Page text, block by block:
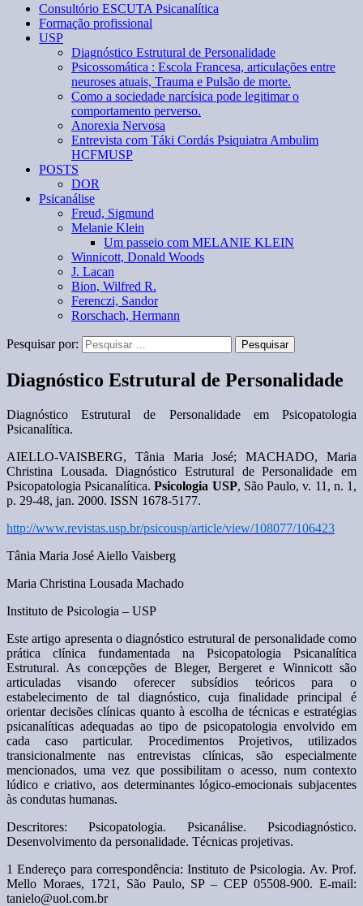
Consultório ESCUTA Psicanalítica
Formação profissional
USP
Diagnóstico Estrutural de Personalidade
Psicossomática : Escola Francesa, articulações entre
neuroses atuais, Trauma e Pulsão de morte.
Como a sociedade narcísica pode legitimar o
comportamento perverso.
Anorexia Nervosa
Entrevista com Táki Cordás Psiquiatra Ambulim
HCFMUSP
POSTS
DOR
Psicanálise
Freud, Sigmund
Melanie Klein
Um passeio com MELANIE KLEIN
Winnicott, Donald Woods
J. Lacan
Bion, Wilfred R.
Ferenczi, Sandor
Rorschach, Hermann
Pesquisar por:
Diagnóstico Estrutural de Personalidade
Diagnóstico Estrutural de Personalidade em Psicopatologia
Psicanalítica.
AIELLO-VAISBERG, Tânia Maria José; MACHADO, Maria
Christina Lousada. Diagnóstico Estrutural de Personalidade em
Psicopatologia Psicanalítica.Psicologia USP, São Paulo, v. 11, n. 1,
p. 29-48, jan. 2000. ISSN 1678-5177.
http://www.revistas.usp.br/psicousp/article/view/108077/106423
Tânia Maria José Aiello Vaisberg
Maria Christina Lousada Machado
Instituto de Psicologia – USP
Este artigo apresenta o diagnóstico estrutural de personalidade como
prática clínica fundamentada na Psicopatologia Psicanalítica
Estrutural. As concepções de Bleger, Bergeret e Winnicott são
articuladas visando oferecer subsídios teóricos para o
estabelecimento de tal diagnóstico, cuja finalidade principal é
orientar decisões clínicas quanto à escolha de técnicas e estratégias
psicanalíticas adequadas ao tipo de psicopatologia envolvido em
cada caso particular. Procedimentos Projetivos, utilizados
transicionalmente nas entrevistas clínicas, são especialmente
mencionados, uma vez que possibilitam o acesso, num contexto
lúdico e criativo, aos determinantes lógico-emocionais subjacentes
às condutas humanas.
Descritores: Psicopatologia. Psicanálise. Psicodiagnóstico.
Desenvolvimento da personalidade. Técnicas projetivas.
1 Endereço para correspondência: Instituto de Psicologia. Av. Prof.
Mello Moraes, 1721, São Paulo, SP – CEP 05508-900. E-mail:
tanielo@uol.com.br